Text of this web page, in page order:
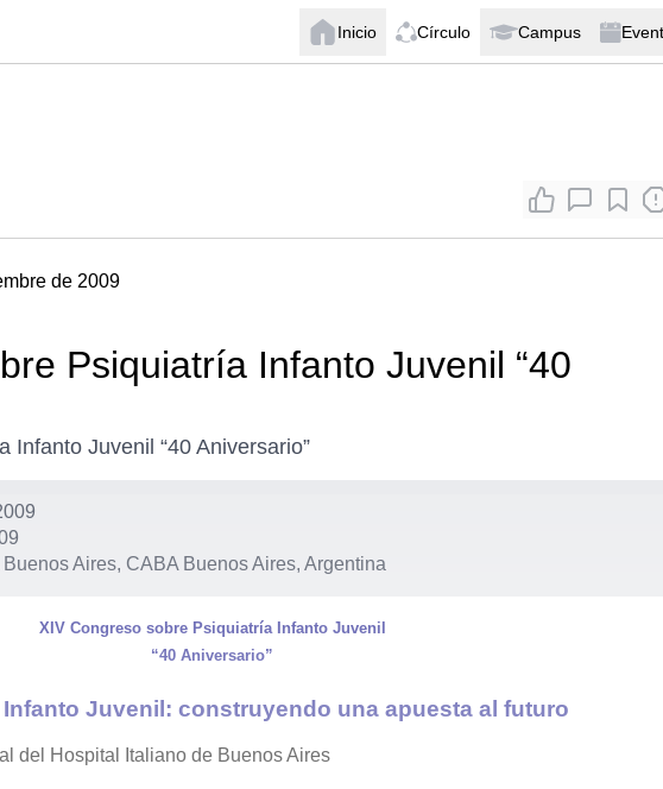
Inicio Círculo Campus
de 2009
Psiquiatría Infanto Juvenil “40
Juvenil “40 Aniversario”
Aires, CABA Buenos Aires, Argentina
XIV Congreso sobre Psiquiatría Infanto Juvenil
“40 Aniversario”
Juvenil: construyendo una apuesta al futuro
del Hospital Italiano de Buenos Aires